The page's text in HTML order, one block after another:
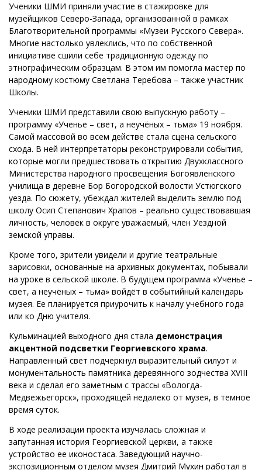
Ученики ШМИ приняли участие в стажировке для
музейщиков Северо-Запада, организованной в рамках
Благотворительной программы «Музеи Русского Севера».
Многие настолько увлеклись, что по собственной
инициативе сшили себе традиционную одежду по
этнографическим образцам. В этом им помогла мастер по
народному костюму Светлана Теребова – также участник
Школы.
Ученики ШМИ представили свою выпускную работу –
программу «Ученье – свет, а неучёных – тьма» 19 ноября.
Самой массовой во всем действе стала сцена сельского
схода. В ней интерпретаторы реконструировали события,
которые могли предшествовать открытию Двухклассного
Министерства народного просвещения Богоявленского
училища в деревне Бор Богородской волости Устюгского
уезда. По сюжету, убеждал жителей выделить землю под
школу Осип Степанович Храпов – реально существовавшая
личность, человек в округе уважаемый, член Уездной
земской управы.
Кроме того, зрители увидели и другие театральные
зарисовки, основанные на архивных документах, побывали
на уроке в сельской школе. В будущем программа «Ученье –
свет, а неучёных – тьма» войдёт в событийный календарь
музея. Ее планируется приурочить к началу учебного года
или ко Дню учителя.
Кульминацией выходного дня стала демонстрация
акцентной подсветки Георгиевского храма.
Направленный свет подчеркнул выразительный силуэт и
монументальность памятника деревянного зодчества XVIII
века и сделал его заметным с трассы «Вологда-
Медвежьегорск», проходящей недалеко от музея, в темное
время суток.
В ходе реализации проекта изучалась сложная и
запутанная история Георгиевской церкви, а также
устройство ее иконостаса. Заведующий научно-
экспозиционным отделом музея Дмитрий Мухин работал в